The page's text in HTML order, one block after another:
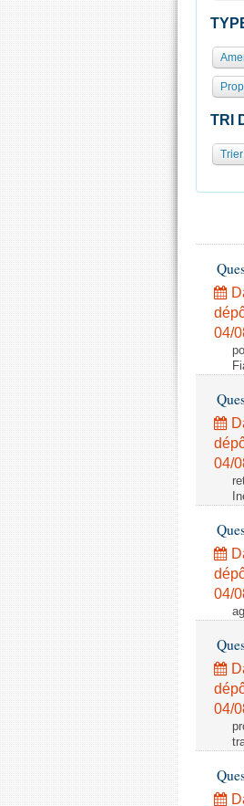
TRI
04/
04/
04/
04/